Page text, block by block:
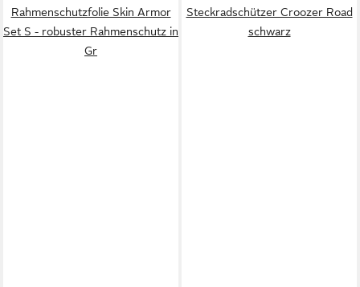
Rahmenschutzfolie Skin Armor
Set S - robuster Rahmenschutz in
Gr
Steckradschützer Croozer Road
schwarz